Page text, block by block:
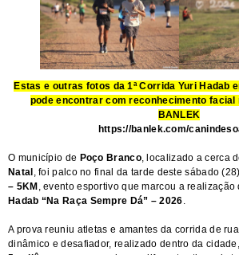
Estas e outras fotos da 1ª Corrida Yuri Hadab
pode encontrar com reconhecimento facial
BANLEK
https://banlek.com/
O município de Poço Branco, localizado a cerca
Natal , foi palco no final da tarde deste sábado
– 5KM , evento esportivo que marcou a
Hadab “Na Raça Sempre Dá” – 2026.
A prova reuniu atletas e amantes da corrida de
dinâmico e desafiador, realizado dentro da